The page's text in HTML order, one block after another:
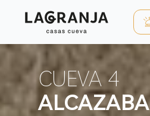
CUEVA 4
ALCAZABA